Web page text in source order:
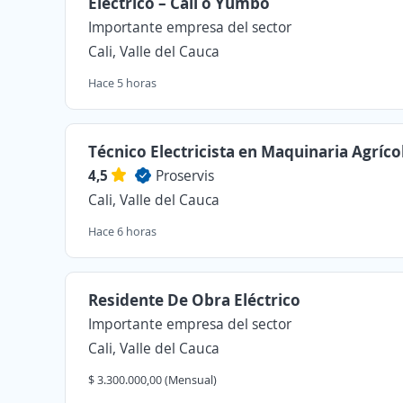
Importante empresa del sector
Cali, Valle del Cauca
Hace 5 horas
Técnico Electricista en Maquinaria
4,5
Proservis
Cali, Valle del Cauca
Hace 6 horas
Residente De Obra Eléctrico
Importante empresa del sector
Cali, Valle del Cauca
$ 3.300.000,00 (Mensual)